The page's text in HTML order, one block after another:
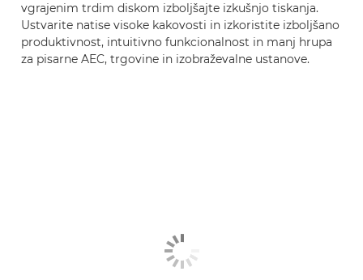
vgrajenim trdim diskom izboljšajte izkušnjo tiskanja.
Ustvarite natise visoke kakovosti in izkoristite izboljšano
produktivnost, intuitivno funkcionalnost in manj hrupa
za pisarne AEC, trgovine in izobraževalne ustanove.